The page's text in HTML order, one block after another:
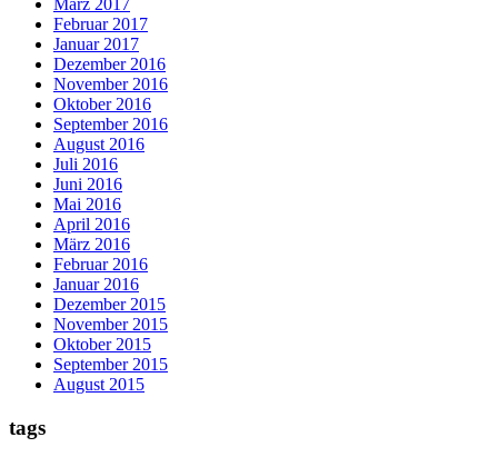
Februar 2017
Januar 2017
Dezember 2016
November 2016
Oktober 2016
September 2016
August 2016
Juli 2016
Juni 2016
Mai 2016
April 2016
März 2016
Februar 2016
Januar 2016
Dezember 2015
November 2015
Oktober 2015
September 2015
August 2015
tags